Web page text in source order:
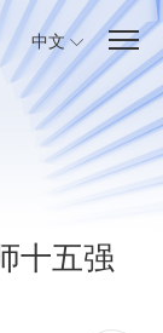
中文
十五强